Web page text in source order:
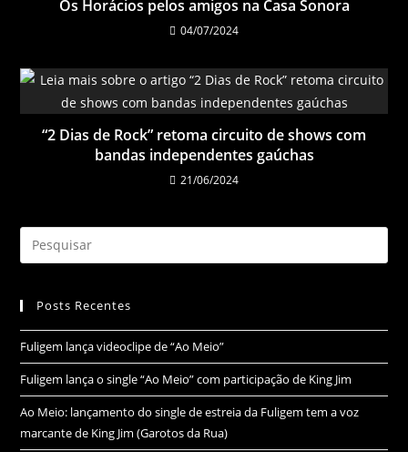
Os Horácios pelos amigos na Casa Sonora
04/07/2024
“2 Dias de Rock” retoma circuito de shows com
bandas independentes gaúchas
21/06/2024
Posts Recentes
Fuligem lança videoclipe de “Ao Meio”
Fuligem lança o single “Ao Meio” com participação de King Jim
Ao Meio: lançamento do single de estreia da Fuligem tem a voz
marcante de King Jim (Garotos da Rua)